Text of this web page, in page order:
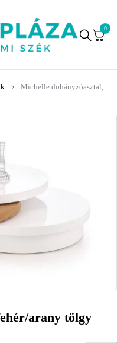
0
Michelle dohányzóasztal,
arany tölgy